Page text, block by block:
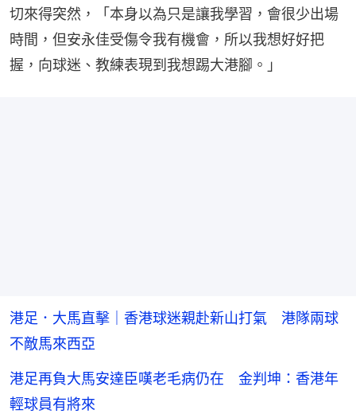
切來得突然，「本身以為只是讓我學習，會很少出場
時間，但安永佳受傷令我有機會，所以我想好好把
握，向球迷、教練表現到我想踢大港腳。」
港足．大馬直擊｜香港球迷親赴新山打氣 港隊兩球
不敵馬來西亞
港足再負大馬安達臣嘆老毛病仍在 金判坤：香港年
輕球員有將來